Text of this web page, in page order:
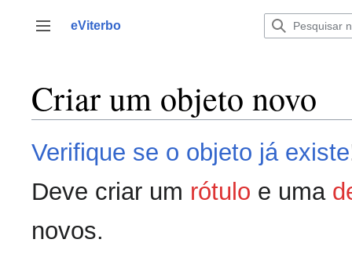
para
Alternar barra lateral
eViterbo
Criar um objeto novo
Verifique se o objeto já existe
Deve criar um rótulo e uma
novos.